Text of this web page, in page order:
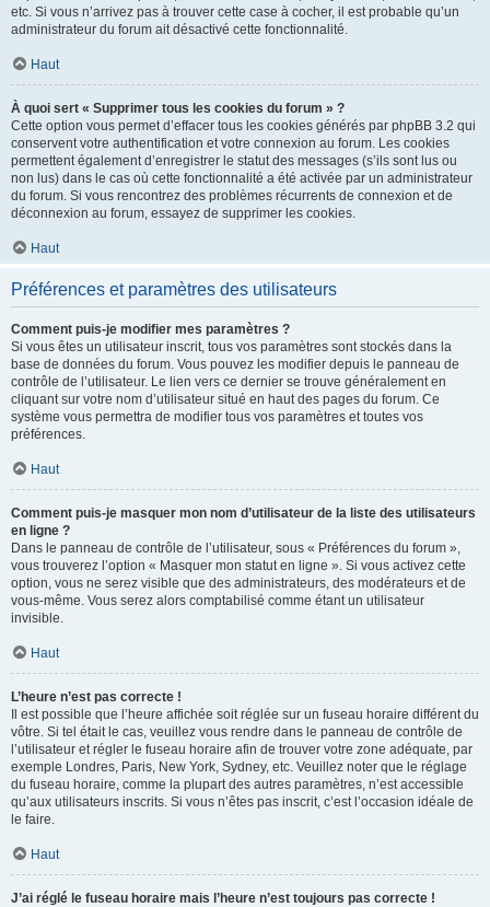
etc. Si vous n’arrivez pas à trouver cette case à cocher, il est probable qu’un
administrateur du forum ait désactivé cette fonctionnalité.
Haut
À quoi sert « Supprimer tous les cookies du forum » ?
Cette option vous permet d’effacer tous les cookies générés par phpBB 3.2 qui
conservent votre authentification et votre connexion au forum. Les cookies
permettent également d’enregistrer le statut des messages (s’ils sont lus ou
non lus) dans le cas où cette fonctionnalité a été activée par un administrateur
du forum. Si vous rencontrez des problèmes récurrents de connexion et de
déconnexion au forum, essayez de supprimer les cookies.
Haut
Préférences et paramètres des utilisateurs
Comment puis-je modifier mes paramètres ?
Si vous êtes un utilisateur inscrit, tous vos paramètres sont stockés dans la
base de données du forum. Vous pouvez les modifier depuis le panneau de
contrôle de l’utilisateur. Le lien vers ce dernier se trouve généralement en
cliquant sur votre nom d’utilisateur situé en haut des pages du forum. Ce
système vous permettra de modifier tous vos paramètres et toutes vos
préférences.
Haut
Comment puis-je masquer mon nom d’utilisateur de la liste des utilisateurs
en ligne ?
Dans le panneau de contrôle de l’utilisateur, sous « Préférences du forum »,
vous trouverez l’option « Masquer mon statut en ligne ». Si vous activez cette
option, vous ne serez visible que des administrateurs, des modérateurs et de
vous-même. Vous serez alors comptabilisé comme étant un utilisateur
invisible.
Haut
L’heure n’est pas correcte !
Il est possible que l’heure affichée soit réglée sur un fuseau horaire différent du
vôtre. Si tel était le cas, veuillez vous rendre dans le panneau de contrôle de
l’utilisateur et régler le fuseau horaire afin de trouver votre zone adéquate, par
exemple Londres, Paris, New York, Sydney, etc. Veuillez noter que le réglage
du fuseau horaire, comme la plupart des autres paramètres, n’est accessible
qu’aux utilisateurs inscrits. Si vous n’êtes pas inscrit, c’est l’occasion idéale de
le faire.
Haut
J’ai réglé le fuseau horaire mais l’heure n’est toujours pas correcte !